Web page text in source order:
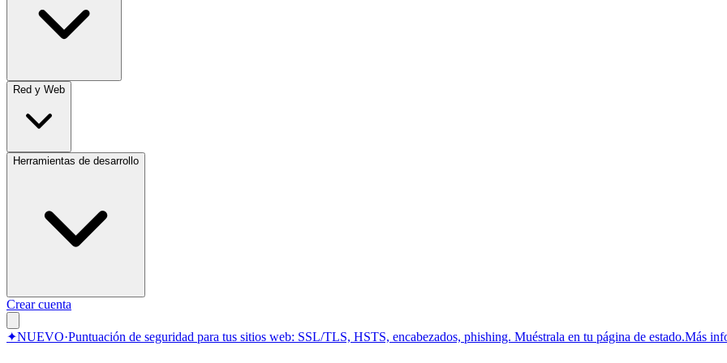
Red y Web
Herramientas de desarrollo
Crear cuenta
✦NUEVO·Puntuación de seguridad para tus sitios web: SSL/TLS, HSTS, encabezados, phishing. Muéstrala en tu página de estado.Más